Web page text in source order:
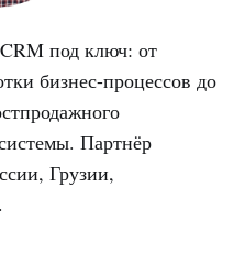
под ключ: от
бизнес-процессов до
Партнёр
Грузии,